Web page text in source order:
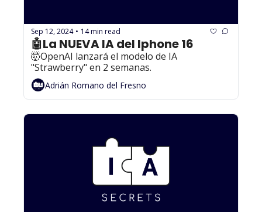
Sep 12, 2024 • 14 min read
🤖La NUEVA IA del Iphone 16
🤯OpenAI lanzará el modelo de IA
"Strawberry" en 2 semanas.
Adrián Romano del Fresno